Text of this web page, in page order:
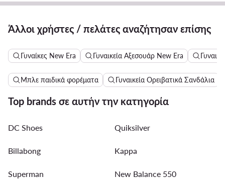
Άλλοι χρήστες / πελάτες αναζήτησαν επίσης
Γυναίκες New Era Γυναικεία Αξεσουάρ New Era
Μπλε παιδικά φορέματα Γυναικεία Ορειβατικά Σανδάλια
Top brands σε αυτήν την κατηγορία
DC Shoes Quiksilver
Billabong Kappa
Superman New Balance 550